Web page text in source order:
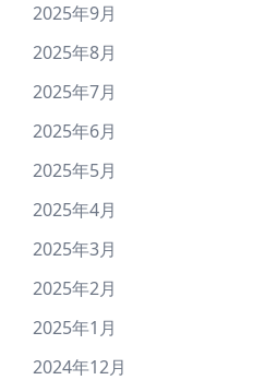
2025年9月
2025年8月
2025年7月
2025年6月
2025年5月
2025年4月
2025年3月
2025年2月
2025年1月
2024年12月